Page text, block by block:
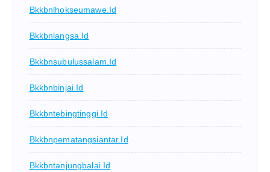
Bkkbnlhokseumawe.id
Bkkbnlangsa.id
Bkkbnsubulussalam.id
Bkkbnbinjai.id
Bkkbntebingtinggi.id
Bkkbnpematangsiantar.id
Bkkbntanjungbalai.id